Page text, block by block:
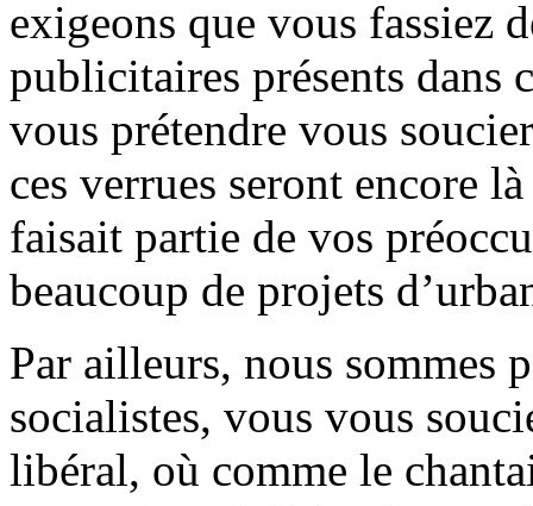
exigeons que vous fassiez
publicitaires présents dans
vous prétendre vous
ces verrues seront encore
faisait partie de vos
beaucoup de projets
Par ailleurs, nous sommes
socialistes, vous vous
libéral, où comme le